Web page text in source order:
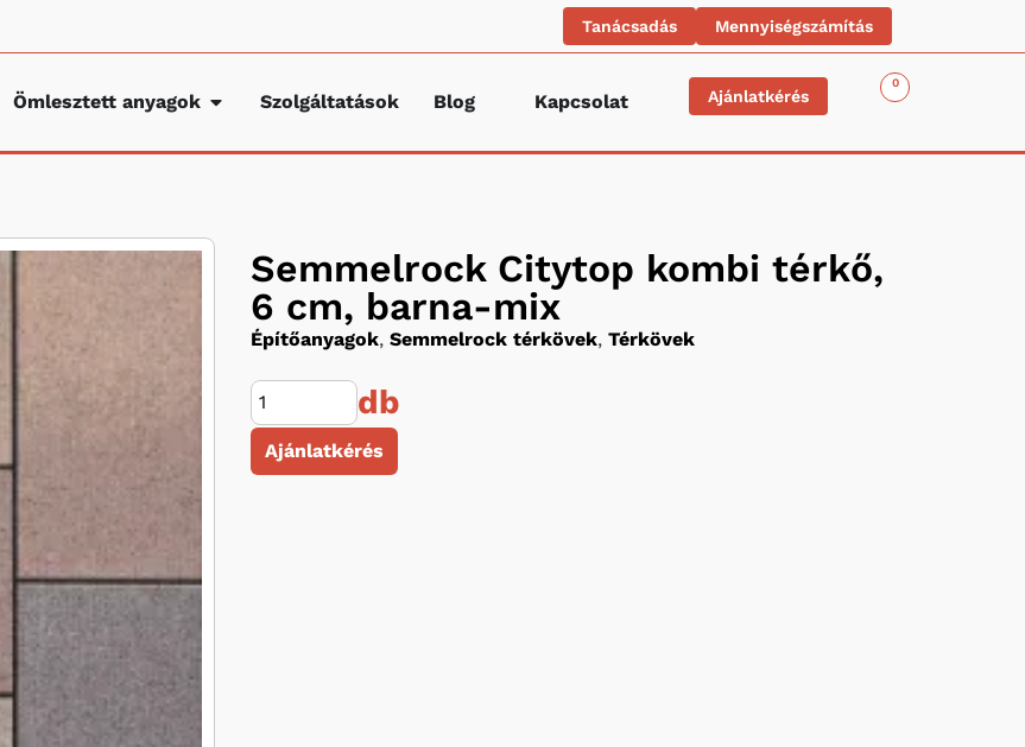
Tanácsadás Mennyiségszámítás
Ömlesztett anyagok Szolgáltatások Blog Kapcsolat Ajánlatkérés
0
Semmelrock Citytop kombi térkő,
6 cm, barna-mix
Építőanyagok, Semmelrock térkövek, Térkövek
db
Ajánlatkérés